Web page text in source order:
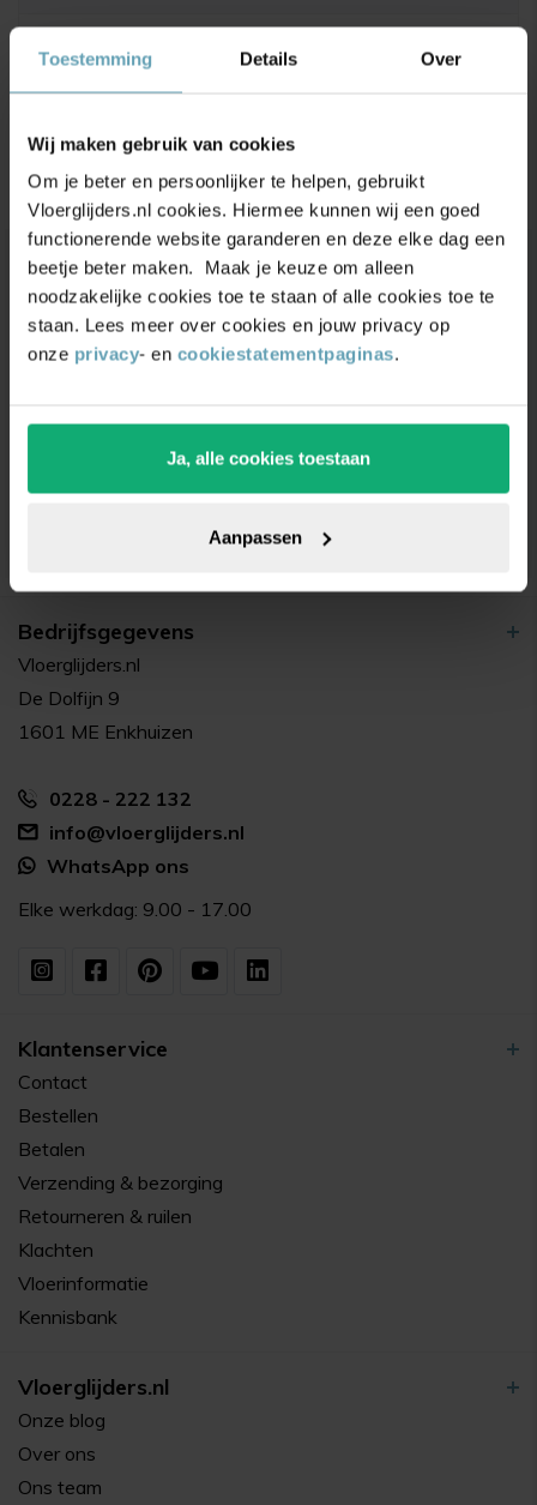
Toestemming Details Over
Wij maken gebruik van cookies
Om je beter en persoonlijker te helpen, gebruikt
Vloerglijders.nl cookies. Hiermee kunnen wij een goed
functionerende website garanderen en deze elke dag een
beetje beter maken. Maak je keuze om alleen
noodzakelijke cookies toe te staan of alle cookies toe te
staan. Lees meer over cookies en jouw privacy op
onze privacy- en cookiestatementpaginas.
Ja, alle cookies toestaan
Aanpassen
Productbeoordelingen
Uniekekortingsactiesen
inspiratieontvangen?
exclusieve kortingen,leuketips,en5% kortingop
je eerste bestelling.
Bedrijfsgegevens
Vloerglijders.nl
De Dolfijn 9
1601 ME Enkhuizen
0228 - 222 132
info@vloerglijders.nl
WhatsApp ons
Elke werkdag: 9.00 - 17.00
Klantenservice
Contact
Bestellen
Betalen
Verzending & bezorging
Retourneren & ruilen
Klachten
Vloerinformatie
Kennisbank
Vloerglijders.nl
Onze blog
Over ons
Ons team